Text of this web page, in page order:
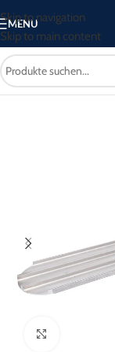
Skip to navigation
Skip to main content
MENU
Start/ Betonwerkzeug